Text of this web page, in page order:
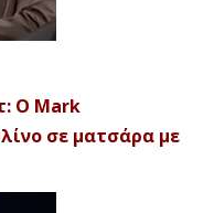
Ο Mark
σε ματσάρα με